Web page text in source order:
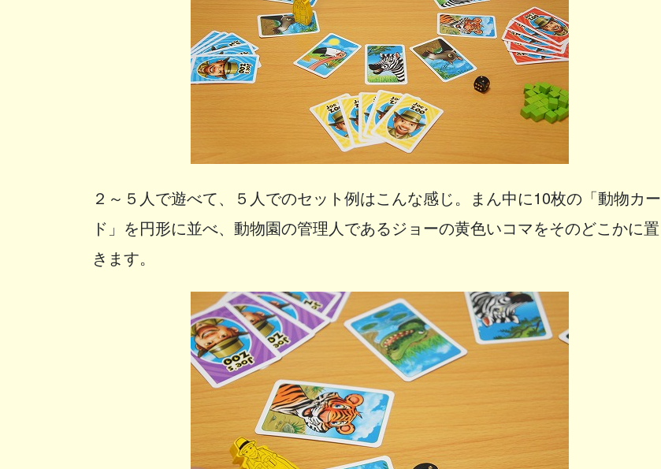
２～５人で遊べて、５人でのセット例はこんな感じ。まん中に10枚の「動物カー
ド」を円形に並べ、動物園の管理人であるジョーの黄色いコマをそのどこかに置
きます。